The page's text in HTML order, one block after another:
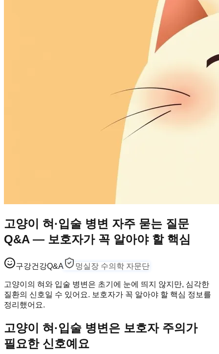
고양이 혀·입술 병변 자주 묻는 질문
Q&A — 보호자가 꼭 알아야 할 핵심
구강건강Q&A 멍실장 수의학 자문단
고양이의 혀와 입술 병변은 초기에 눈에 띄지 않지만, 심각한
질환의 신호일 수 있어요. 보호자가 꼭 알아야 할 핵심 정보를
정리했어요.
고양이 혀·입술 병변은 보호자 주의가
필요한 신호예요